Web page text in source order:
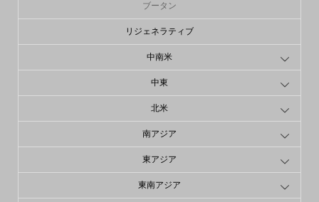
ブータン
リジェネラティブ
中南米
中東
北米
南アジア
東アジア
東南アジア